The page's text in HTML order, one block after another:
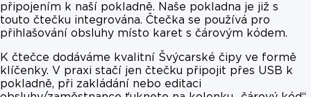
připojením k naší pokladně. Naše pokladna je již s
touto čtečku integrována. Čtečka se používá pro
přihlašování obsluhy místo karet s čárovým kódem.
K čtečce dodáváme kvalitní Švýcarské čipy ve formě
klíčenky. V praxi stačí jen čtečku připojit přes USB k
pokladně, při zakládání nebo editaci